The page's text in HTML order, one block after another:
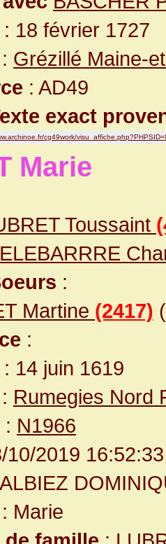
: 18 février 1727
: Grézillé Maine-
: AD49
exact
cg49work/
Marie
Toussaint
:
Martine (2417)
:
: 14 juin 1619
: Rumegies Nord
: N1966
10/2019 16:52:33
: Marie